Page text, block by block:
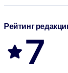
Рейтинг
7